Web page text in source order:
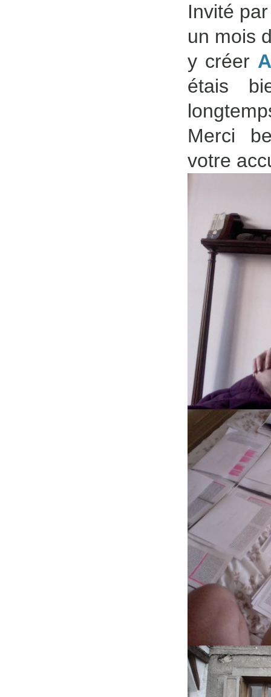
Invité
un mois
y créer
étais
Merci
votre